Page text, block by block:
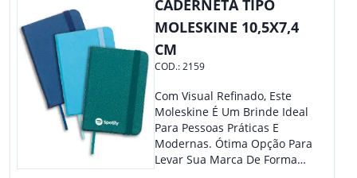
Acampamentos. Adquira Já A
Sua Caneca Plástica De 400Ml
E Tenha Sempre Uma Opção
Prática E Funcional Para Suas
Bebidas Favoritas!
CADERNETA TIPO
MOLESKINE 10,5X7,4
CM
COD.:2159
Com Visual Refinado, Este
Moleskine É Um Brinde Ideal
Para Pessoas Práticas E
Modernas. Ótima Opção Para
Levar Sua Marca De Forma